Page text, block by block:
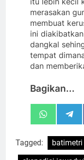
merasakan
membuat
ini
dangkal
tempat
dan
Bagikan...
Share
on
WhatsApp
on
Tagged: batimetri